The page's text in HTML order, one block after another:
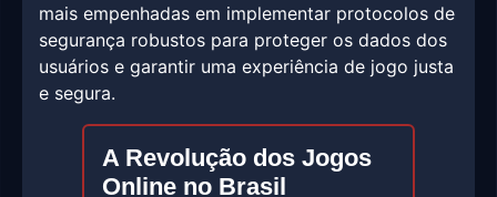
mais empenhadas em implementar protocolos de
segurança robustos para proteger os dados dos
usuários e garantir uma experiência de jogo justa
e segura.
A Revolução dos Jogos
Online no Brasil